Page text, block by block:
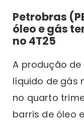
Petrobras
óleo e gás
no 4T25
A produção
líquido de gás
no quarto
barris de óleo